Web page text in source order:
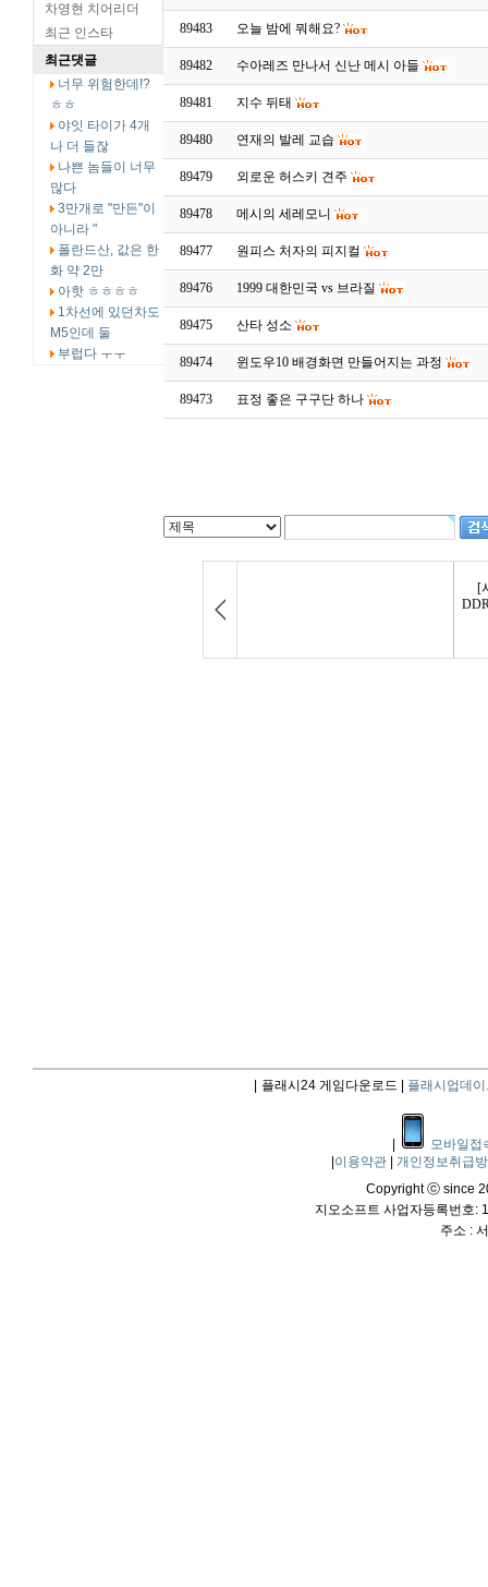
차영현 치어리더
최근 인스타
최근댓글
너무 위험한데!?
ㅎㅎ
야잇 타이가 4개
나 더 들잖
나쁜 놈들이 너무
많다
3만개로 "만든"이
아니라 "
폴란드산, 값은 한
화 약 2만
아핫 ㅎㅎㅎㅎ
1차선에 있던차도
M5인데 둘
부럽다 ㅜㅜ
89483 오늘 밤에 뭐해요?
89482 수아레즈 만나서 신난 메시 아들
89481 지수 뒤태
89480 연재의 발레 교습
89479 외로운 허스키 견주
89478 메시의 세레모니
89477 원피스 처자의 피지컬
89476 1999 대한민국 vs 브라질
89475 산타 성소
89474 윈도우10 배경화면 만들어지는 과정
89473 표정 좋은 구구단 하나
플래시24 게임다운로드 | 플래시업데이
모바일접
이용약관
개인정보취급
Copyright ⓒ since
지오소프트 사업자등록번호:
주소 :